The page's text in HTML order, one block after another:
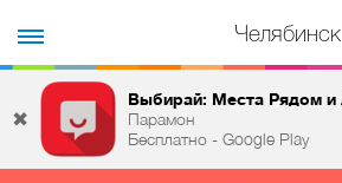
✖
Парамон
Бесплатно - Google Play
Челябинск